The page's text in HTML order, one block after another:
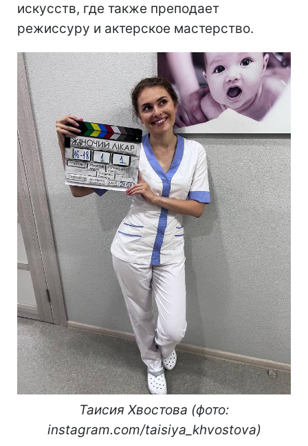
искусств, где также преподает
режиссуру и актерское мастерство.
Таисия Хвостова (фото:
instagram.com/taisiya_khvostova)